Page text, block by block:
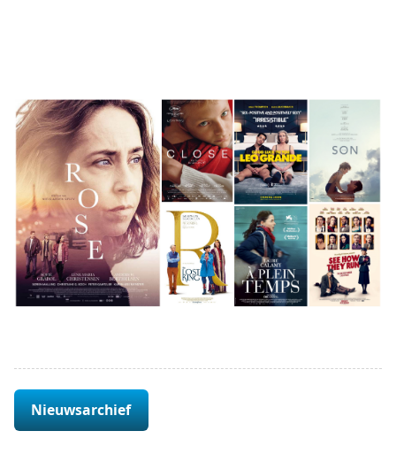
Nieuwsarchief